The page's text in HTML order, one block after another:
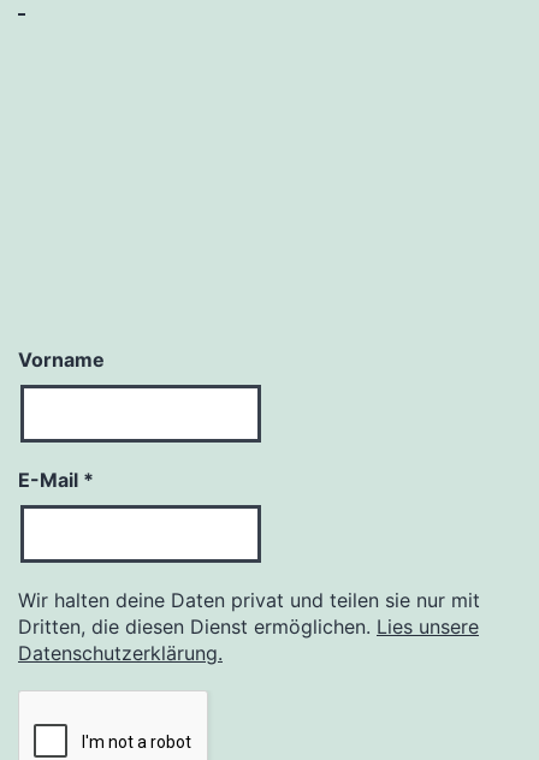
Vorname
E-Mail *
Wir halten deine Daten privat und teilen sie nur mit
Dritten, die diesen Dienst ermöglichen. Lies unsere
Datenschutzerklärung.